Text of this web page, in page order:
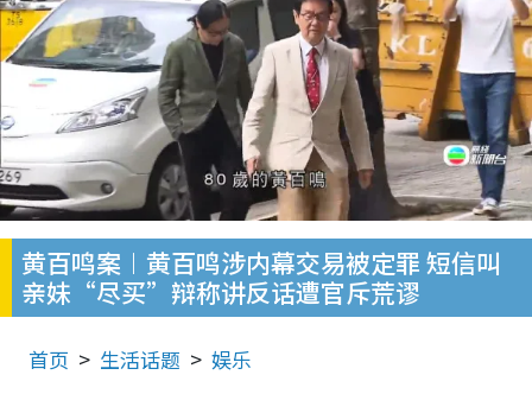
黄百鸣案︱黄百鸣涉内幕交易被定罪 短信叫
亲妹“尽买”辩称讲反话遭官斥荒谬
首页 生活话题 娱乐